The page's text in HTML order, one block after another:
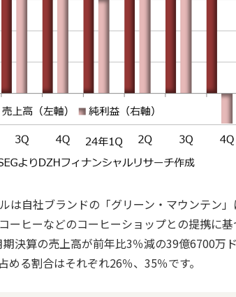
は自社ブランドの「グリーン・マウンテン
ーヒーなどのコーヒーショップとの提携に
決算の売上高が前年比3％減の39億6700万
める割合はそれぞれ26％、35％です。